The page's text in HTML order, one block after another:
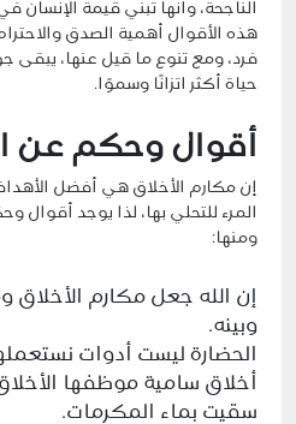
الناجحة، وأنها تبني قيمة
هذه الأقوال أهمية الصدق
فرد، ومع تنوع ما قيل عنها، يبقى
حياة أكثر اتزانًا وسموًا.
أقوال وحكم عن
إن مكارم الأخلاق هي أفضل
المرء للتحلي بها، لذا يوجد أقوال
ومنها:
إن الله جعل مكارم الأخلاق
وبينه.
الحضارة ليست أدوات
أخلاق سامية موظفها الأخلاق
سقيت بماء المكرمات.